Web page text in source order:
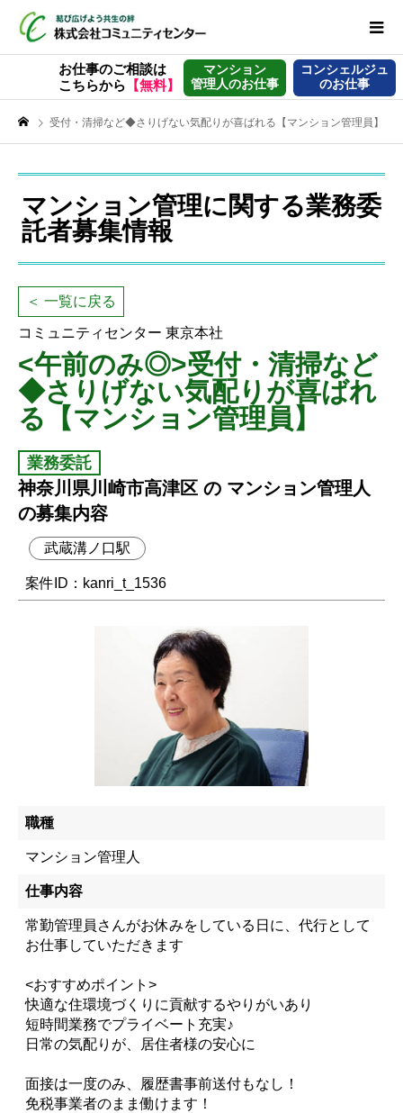
お仕事のご相談は
こちらから 【無料】
マンション
管理人のお仕事
コンシェルジュ
のお仕事
受付・清掃など◆さりげない気配りが喜ばれる【マンション管理員】
マンション管理に関する業務委
託者募集情報
＜ 一覧に戻る
コミュニティセンター 東京本社
<午前のみ◎>受付・清掃など
◆さりげない気配りが喜ばれ
る【マンション管理員】
業務委託
神奈川県川崎市高津区 の マンション管理人
の募集内容
武蔵溝ノ口駅
案件ID：kanri_t_1536
職種
マンション管理人
仕事内容
常勤管理員さんがお休みをしている日に、代行として
お仕事していただきます
<おすすめポイント>
快適な住環境づくりに貢献するやりがいあり
短時間業務でプライベート充実♪
日常の気配りが、居住者様の安心に
面接は一度のみ、履歴書事前送付もなし！
免税事業者のまま働けます！